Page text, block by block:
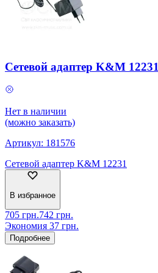
Сетевой адаптер K&M 12231
Нет в наличии
(можно заказать)
Артикул: 181576
Сетевой адаптер K&M 12231
В избранное
705 грн.742 грн.
Экономия 37 грн.
Подробнее